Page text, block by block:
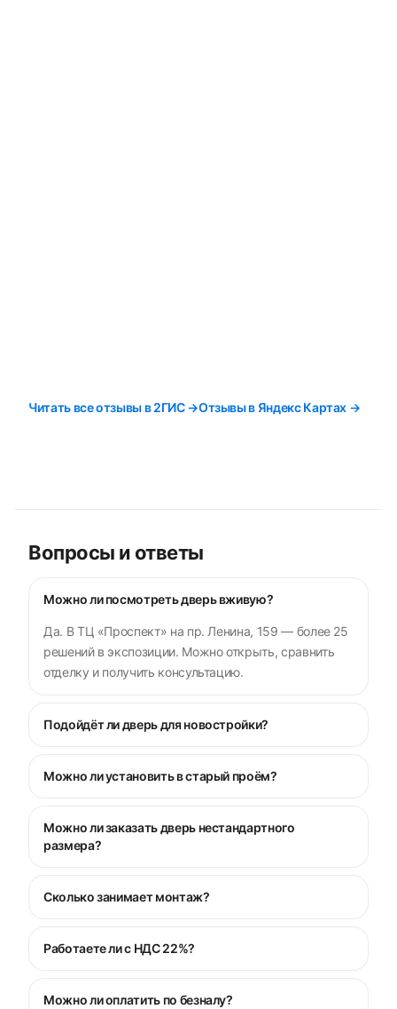
Читать все отзывы в 2ГИС →Отзывы в Яндекс Картах →
Вопросы и ответы
Можно ли посмотреть дверь вживую?
Да. В ТЦ «Проспект» на пр. Ленина, 159 — более 25
решений в экспозиции. Можно открыть, сравнить
отделку и получить консультацию.
Подойдёт ли дверь для новостройки?
Можно ли установить в старый проём?
Можно ли заказать дверь нестандартного
размера?
Сколько занимает монтаж?
Работаете ли с НДС 22%?
Можно ли оплатить по безналу?